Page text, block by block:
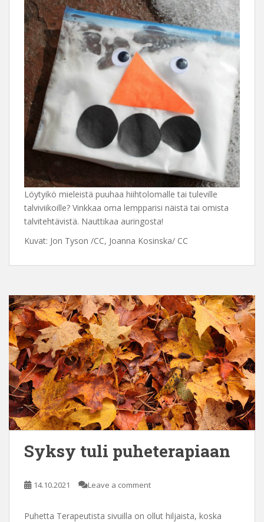
Löytyikö mieleistä puuhaa hiihtolomalle tai tuleville
talviviikoille? Vinkkaa oma lempparisi näistä tai omista
talvitehtävistä. Nauttikaa auringosta!
Kuvat: Jon Tyson /CC, Joanna Kosinska/ CC
Syksy tuli puheterapiaan
14.10.2021 Leave a comment
Puhetta Terapeutista sivuilla on ollut hiljaista, koska